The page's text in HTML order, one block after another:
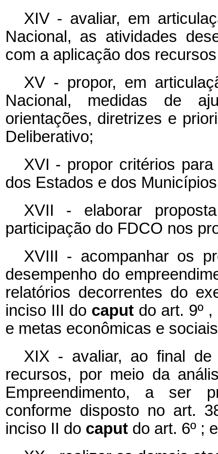
XIV - avaliar, em
Nacional, as atividades
com a aplicação dos
XV - propor, em
Nacional, medidas de
orientações, diretrizes e
Deliberativo;
XVI - propor critérios
dos Estados e dos
XVII - elaborar
participação do FDCO nos
XVIII - acompanhar os
desempenho do
relatórios decorrentes do
inciso III do caput do art. 9º
e metas econômicas e
XIX - avaliar, ao final
recursos, por meio da
Empreendimento, a ser
conforme disposto no art.
inciso II do caput do art. 6º ; e